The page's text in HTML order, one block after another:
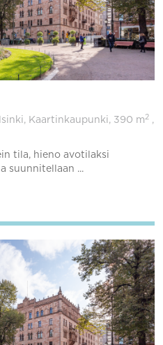
Kaartinkaupunki, 390 m 2 ,
tila, hieno avotilaksi
suunnitellaan ...